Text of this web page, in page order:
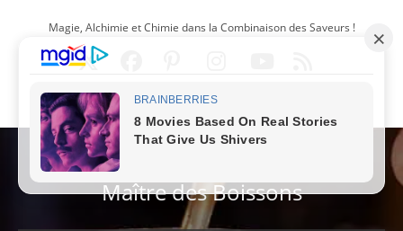
content
Magie, Alchimie et Chimie dans la Combinaison des Saveurs !
FRANÇAIS
Maître des Boissons